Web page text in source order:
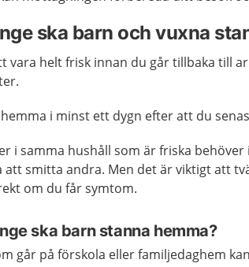
ska barn och vuxna
vara helt frisk innan du går tillbaka till
i minst ett dygn efter att du
i samma hushåll som är friska
att smitta andra. Men det är viktigt att
om du får symtom.
ska barn stanna hemma?
går på förskola eller familjedaghem